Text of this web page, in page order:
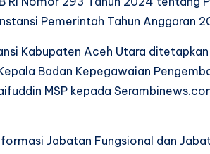
Pemerintah Tahun Anggaran
Kabupaten Aceh Utara
Badan Kepegawaian
MSP kepada
Jabatan Fungsional dan